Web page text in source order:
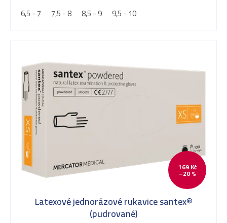
6,5 - 7
7,5 - 8 8,5 - 9 9,5 - 10
169 Kč
–20 %
Latexové jednorázové rukavice santex®
(pudrované)